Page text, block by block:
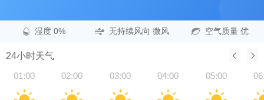
湿度 0% 无持续风向 微风 空气质量 优
24小时天气
01:00
02:00 03:00 04:00 05:00